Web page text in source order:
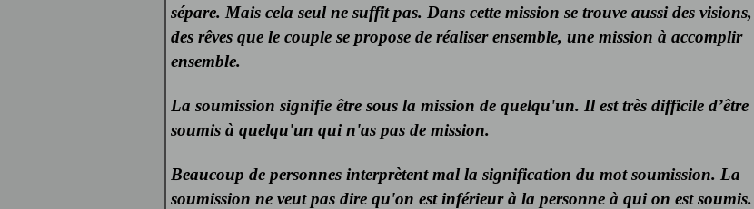
sépare. Mais cela seul ne suffit pas. Dans cette mission se trouve aussi des visions,
des rêves que le couple se propose de réaliser ensemble, une mission à accomplir
ensemble.
La soumission signifie être sous la mission de quelqu'un. Il est très difficile d’être
soumis à quelqu'un qui n'as pas de mission.
Beaucoup de personnes interprètent mal la signification du mot soumission. La
soumission ne veut pas dire qu'on est inférieur à la personne à qui on est soumis.